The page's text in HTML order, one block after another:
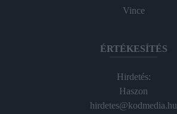
Vince
ÉRTÉKESÍTÉS
Hirdetés:
Haszon
hirdetes@kodmedia.hu